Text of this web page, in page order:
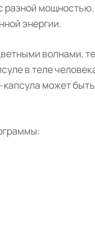
энергии.
волнами,
в теле
может